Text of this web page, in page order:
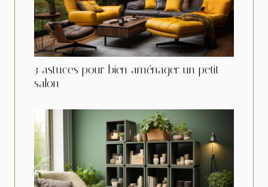
3 astuces pour bien aménager un petit
salon